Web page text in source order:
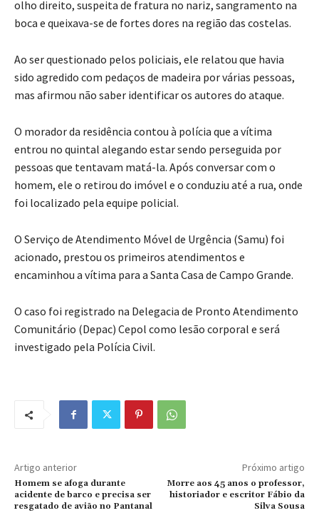
olho direito, suspeita de fratura no nariz, sangramento na
boca e queixava-se de fortes dores na região das costelas.
Ao ser questionado pelos policiais, ele relatou que havia
sido agredido com pedaços de madeira por várias pessoas,
mas afirmou não saber identificar os autores do ataque.
O morador da residência contou à polícia que a vítima
entrou no quintal alegando estar sendo perseguida por
pessoas que tentavam matá-la. Após conversar com o
homem, ele o retirou do imóvel e o conduziu até a rua, onde
foi localizado pela equipe policial.
O Serviço de Atendimento Móvel de Urgência (Samu) foi
acionado, prestou os primeiros atendimentos e
encaminhou a vítima para a Santa Casa de Campo Grande.
O caso foi registrado na Delegacia de Pronto Atendimento
Comunitário (Depac) Cepol como lesão corporal e será
investigado pela Polícia Civil.
Artigo anterior
Homem se afoga durante
acidente de barco e precisa ser
resgatado de avião no Pantanal
Próximo artigo
Morre aos 45 anos o professor,
historiador e escritor Fábio da
Silva Sousa